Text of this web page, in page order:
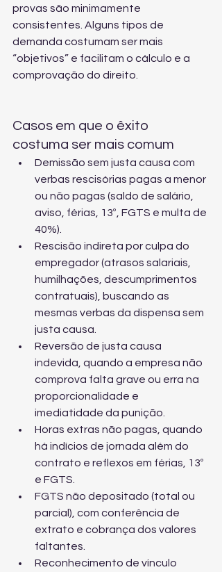
provas são minimamente
consistentes. Alguns tipos de
demanda costumam ser mais
“objetivos” e facilitam o cálculo e a
comprovação do direito.
Casos em que o êxito
costuma ser mais comum
Demissão sem justa causa com
verbas rescisórias pagas a menor
ou não pagas (saldo de salário,
aviso, férias, 13º, FGTS e multa de
40%).
Rescisão indireta por culpa do
empregador (atrasos salariais,
humilhações, descumprimentos
contratuais), buscando as
mesmas verbas da dispensa sem
justa causa.
Reversão de justa causa
indevida, quando a empresa não
comprova falta grave ou erra na
proporcionalidade e
imediatidade da punição.
Horas extras não pagas, quando
há indícios de jornada além do
contrato e reflexos em férias, 13º
e FGTS.
FGTS não depositado (total ou
parcial), com conferência de
extrato e cobrança dos valores
faltantes.
Reconhecimento de vínculo